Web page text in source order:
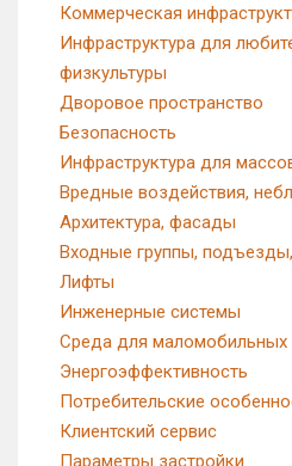
Коммерческая
Инфраструктура для
физкультуры
Дворовое пространство
Безопасность
Инфраструктура для
Вредные воздействия,
Архитектура, фасады
Входные группы,
Лифты
Инженерные системы
Среда для маломобильных
Энергоэффективность
Потребительские
Клиентский сервис
Параметры застройки